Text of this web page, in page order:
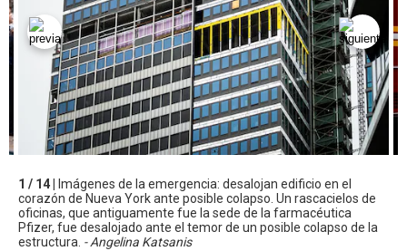
1 / 14 |
Imágenes de la emergencia: desalojan edificio en el
corazón de Nueva York ante posible colapso. Un rascacielos de
oficinas, que antiguamente fue la sede de la farmacéutica
Pfizer, fue desalojado ante el temor de un posible colapso de la
estructura. - Angelina Katsanis